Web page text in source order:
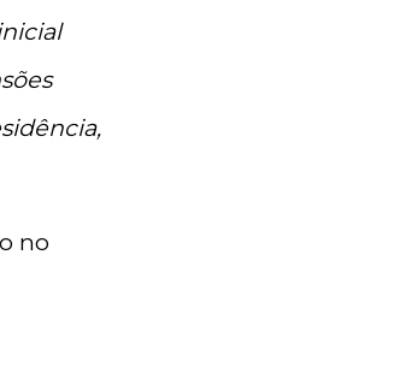
no